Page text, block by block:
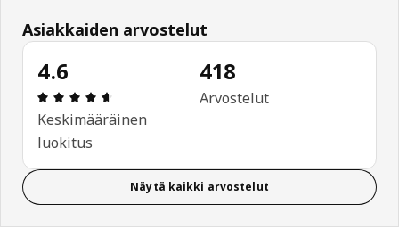
Asiakkaiden arvostelut
4.6
: 4.6 / 5 tähteä. Arvostelut yhteensä: 418
Keskimääräinen
luokitus
418
Arvostelut
Näytä kaikki arvostelut